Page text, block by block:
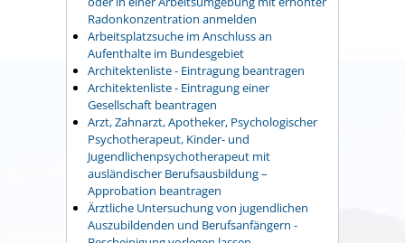
Radonkonzentration anmelden
Arbeitsplatzsuche im Anschluss an
Aufenthalte im Bundesgebiet
Architektenliste - Eintragung beantragen
Architektenliste - Eintragung einer
Gesellschaft beantragen
Arzt, Zahnarzt, Apotheker, Psychologischer
Psychotherapeut, Kinder- und
Jugendlichenpsychotherapeut mit
ausländischer Berufsausbildung –
Approbation beantragen
Ärztliche Untersuchung von jugendlichen
Auszubildenden und Berufsanfängern -